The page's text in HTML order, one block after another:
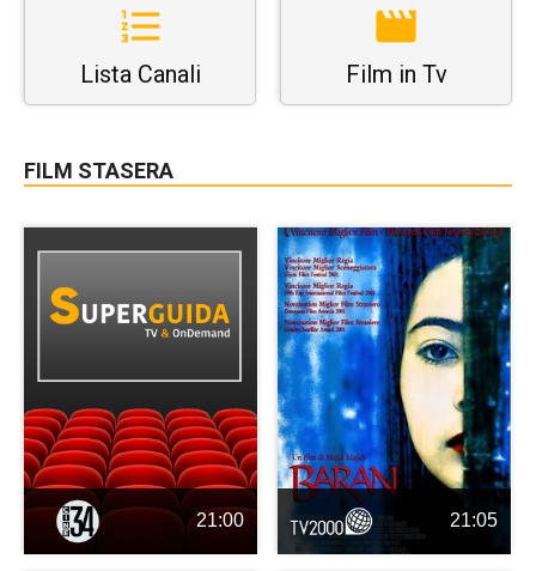
Lista Canali Film in Tv
FILM STASERA
21:00 21:05